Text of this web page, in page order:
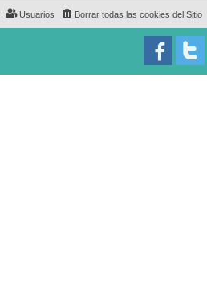
Borrar todas las cookies del Sitio
Usuarios